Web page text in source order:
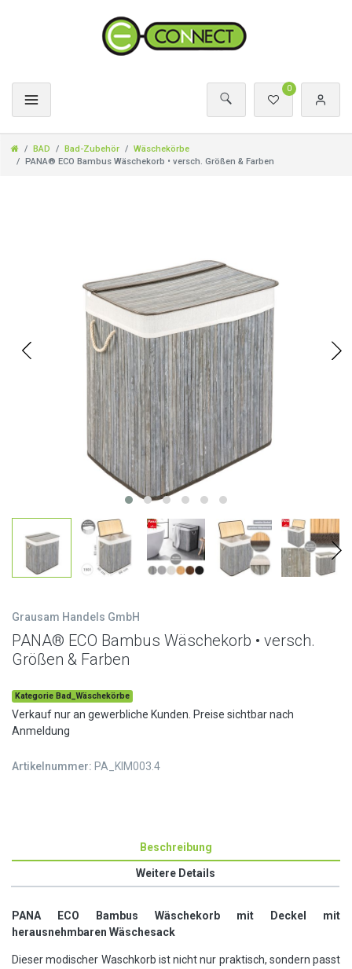
0
BAD Bad-Zubehör
Wäschekörbe
PANA® ECO Bambus Wäschekorb • versch. Größen & Farben
Grausam Handels GmbH
PANA® ECO Bambus Wäschekorb • versch.
Größen & Farben
Kategorie Bad_Wäschekörbe
Verkauf nur an gewerbliche Kunden. Preise sichtbar nach
Anmeldung
Artikelnummer: PA_KIM003.4
Beschreibung
Weitere Details
PANA ECO Bambus Wäschekorb mit Deckel mit
herausnehmbaren Wäschesack
Dieser modischer Waschkorb ist nicht nur praktisch, sondern passt